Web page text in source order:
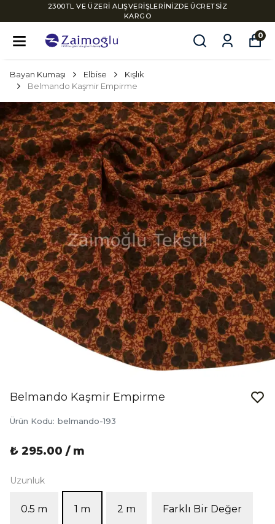
2300TL VE ÜZERİ ALIŞVERİŞLERİNİZDE ÜCRETSİZ
KARGO
0
Bayan Kumaşı Elbise
Kışlık
Belmando Kaşmir Empirme
Belmando Kaşmir Empirme
Ürün Kodu: belmando-193
₺ 295.00 / m
Uzunluk
0.5 m 1 m 2 m Farklı Bir Değer